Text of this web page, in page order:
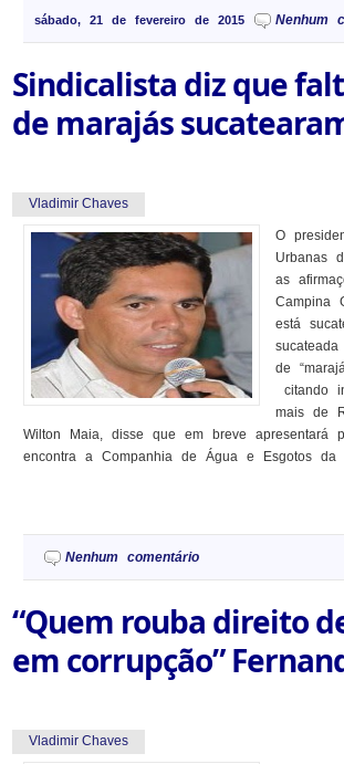
sábado, 21 de fevereiro de 2015 Nenhum
Sindicalista diz que
de marajás
Vladimir Chaves
O
Urbanas
as
Campina
está
de
citando
mais de
Wilton Maia, disse que em breve apresentará
encontra a Companhia de Água e Esgotos da
Nenhum comentário
“Quem rouba direito
em corrupção”
Vladimir Chaves